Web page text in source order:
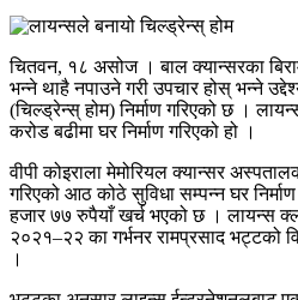
चितवन, १८ असोज । बाल क्यान्सरका
भन्ने थाहै नपाउने गरी उपचार होस् भन्ने
(चिल्ड्रेन्स् होम) निर्माण गरिएको छ ।
करोड बढीमा घर निर्माण गरिएको हो ।
वीपी कोइराला मेमोरियल क्यान्सर
गरिएको आठ कोठे सुविधा सम्पन्न घर
हजार ७७ रुपैयाँ खर्च भएको छ । लायन्स
२०२१–२२ का गर्भनर रामप्रसाद भट्टको
।